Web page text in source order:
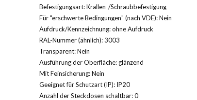
Befestigungsart: Krallen-/Schraubbefestigung
Für "erschwerte Bedingungen" (nach VDE): Nein
Aufdruck/Kennzeichnung: ohne Aufdruck
RAL-Nummer (ähnlich): 3003
Transparent: Nein
Ausführung der Oberfläche: glänzend
Mit Feinsicherung: Nein
Geeignet für Schutzart (IP): IP20
Anzahl der Steckdosen schaltbar: 0